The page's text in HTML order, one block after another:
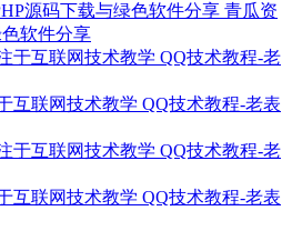
青瓜资
软件分享
互联网技术教学 QQ技术教程-老表
互联网技术教学 QQ技术教程-老表